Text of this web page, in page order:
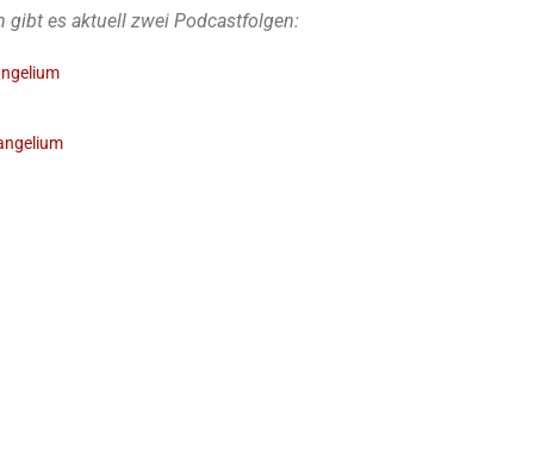
gibt es aktuell zwei Podcastfolgen: